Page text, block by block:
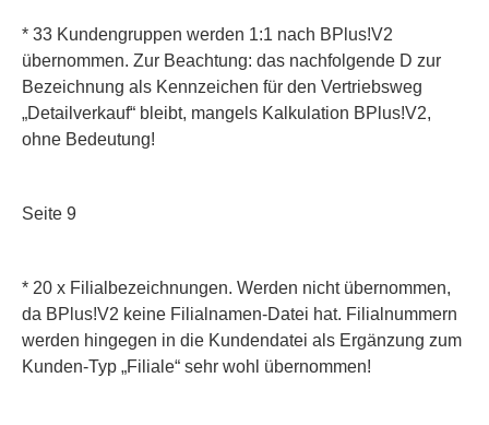
* 33 Kundengruppen werden 1:1 nach BPlus!V2
übernommen. Zur Beachtung: das nachfolgende D zur
Bezeichnung als Kennzeichen für den Vertriebsweg
„Detailverkauf“ bleibt, mangels Kalkulation BPlus!V2,
ohne Bedeutung!
Seite 9
* 20 x Filialbezeichnungen. Werden nicht übernommen,
da BPlus!V2 keine Filialnamen-Datei hat. Filialnummern
werden hingegen in die Kundendatei als Ergänzung zum
Kunden-Typ „Filiale“ sehr wohl übernommen!